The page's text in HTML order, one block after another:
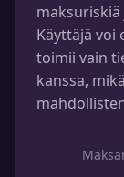
Käyttäjä voi
toimii vain
kanssa,